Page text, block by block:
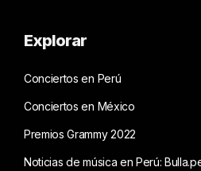
Explorar
Conciertos en Perú
Conciertos en México
Premios Grammy 2022
Noticias de música en Perú: